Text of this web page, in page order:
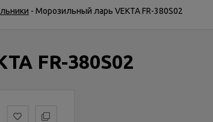
- Морозильный ларь VEKTA FR-380S02
FR-380S02